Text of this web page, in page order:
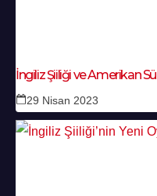
İngiliz Şiiliği ve Amerikan
29 Nisan 2023